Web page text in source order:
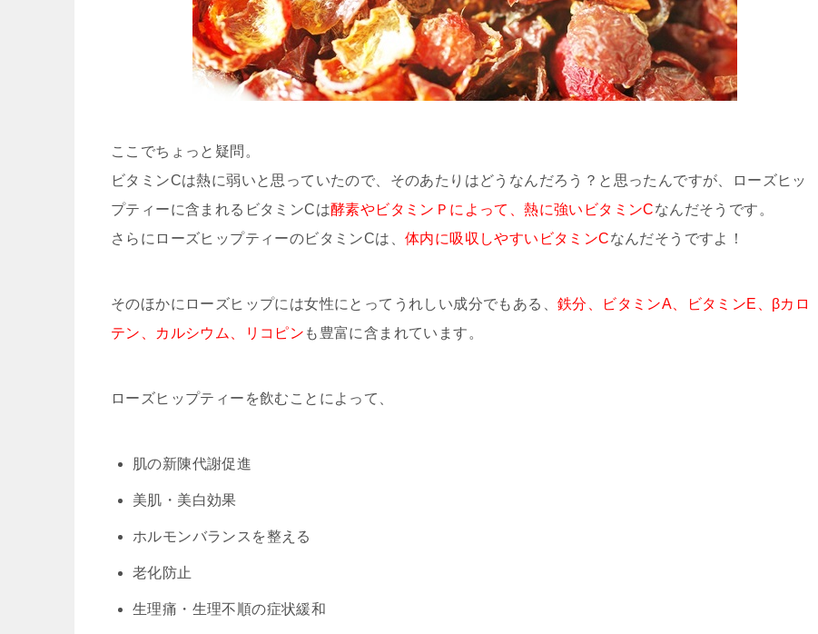
ここでちょっと疑問。
ビタミンCは熱に弱いと思っていたので、そのあたりはどうなんだろう？と思ったんですが、ローズヒッ
プティーに含まれるビタミンCは酵素やビタミンＰによって、熱に強いビタミンCなんだそうです。
さらにローズヒップティーのビタミンCは、 体内に吸収しやすいビタミンCなんだそうですよ！
そのほかにローズヒップには女性にとってうれしい成分でもある、 鉄分、ビタミンA、ビタミンE、βカロ
テン、カルシウム、リコピン も豊富に含まれています。
ローズヒップティーを飲むことによって、
肌の新陳代謝促進
美肌・美白効果
ホルモンバランスを整える
老化防止
生理痛・生理不順の症状緩和